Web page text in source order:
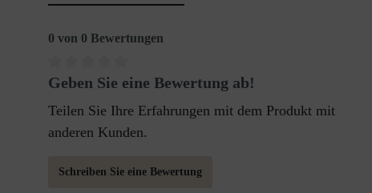
0 von 0 Bewertungen
Geben Sie eine Bewertung ab!
Teilen Sie Ihre Erfahrungen mit dem Produkt mit
anderen Kunden.
Schreiben Sie eine Bewertung